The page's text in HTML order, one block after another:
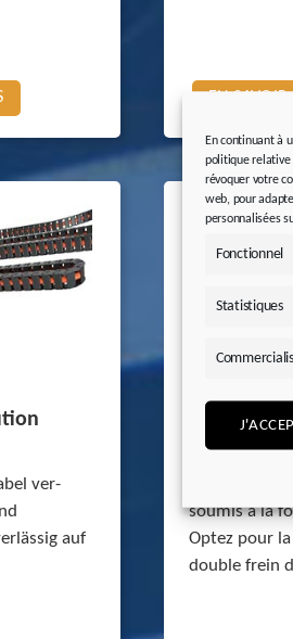
En continuant à
politique relative
révoquer votre
web, pour
personnalisées
Fonctionnel
Statistiques
EN SAVOIR
ver­
auf
frein
Vous
soumis à la
Optez pour
double frein